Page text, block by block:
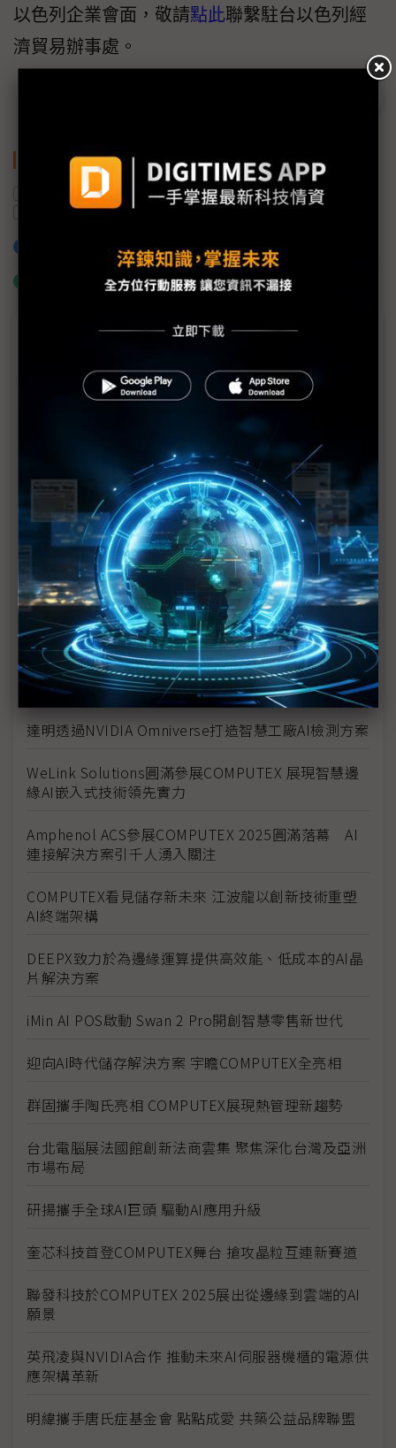
以色列企業會面，敬請點此聯繫駐台以色列經
濟貿易辦事處。
關鍵字
新創企業 半導體產業
AI
以色列
加入已選取到「關鍵字追蹤」
什麼是「關鍵字追蹤」
議題精選－COMPUTEX 2025
威強電深化醫療、邊緣平台、工業通訊布局 三大領域
解決方案滿足邊緣AI需求
從潤滑油到冷卻液 嘉實多COMPUTEX大秀液冷黑科
EZCast三大旗艦亮相 COMPUTEX 2025展後商機持
續發酵
NVIDIA驅動的超級電腦為台灣研究帶來大躍進
PROMISE Technology於COMPUTEX 2025展 AI儲存
創新實力
NVIDIA與台灣製造商及超級運算共同發展量子運算生
態系
達明透過NVIDIA Omniverse打造智慧工廠AI檢測方案
WeLink Solutions圓滿參展COMPUTEX 展現智慧邊
緣AI嵌入式技術領先實力
Amphenol ACS參展COMPUTEX 2025圓滿落幕 AI
連接解決方案引千人湧入關注
COMPUTEX看見儲存新未來 江波龍以創新技術重塑
AI終端架構
DEEPX致力於為邊緣運算提供高效能、低成本的AI晶
片解決方案
iMin AI POS啟動 Swan 2 Pro開創智慧零售新世代
迎向AI時代儲存解決方案 宇瞻COMPUTEX全亮相
群固攜手陶氏亮相 COMPUTEX展現熱管理新趨勢
台北電腦展法國館創新法商雲集 聚焦深化台灣及亞洲
市場布局
研揚攜手全球AI巨頭 驅動AI應用升級
奎芯科技首登COMPUTEX舞台 搶攻晶粒互連新賽道
聯發科技於COMPUTEX 2025展出從邊緣到雲端的AI
願景
英飛凌與NVIDIA合作 推動未來AI伺服器機櫃的電源供
應架構革新
明緯攜手唐氏症基金會 點點成愛 共築公益品牌聯盟